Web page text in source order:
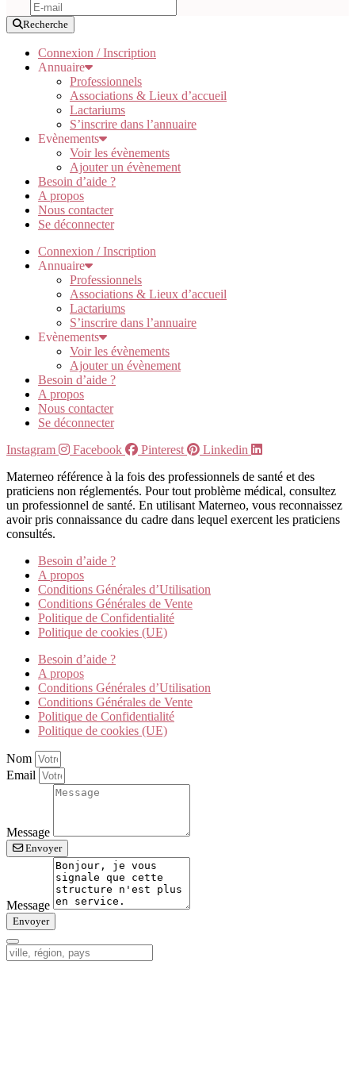
Recherche
Connexion / Inscription
Annuaire
Professionnels
Associations & Lieux d’accueil
Lactariums
S’inscrire dans l’annuaire
Evènements
Voir les évènements
Ajouter un évènement
Besoin d’aide ?
A propos
Nous contacter
Se déconnecter
Connexion / Inscription
Annuaire
Professionnels
Associations & Lieux d’accueil
Lactariums
S’inscrire dans l’annuaire
Evènements
Voir les évènements
Ajouter un évènement
Besoin d’aide ?
A propos
Nous contacter
Se déconnecter
Instagram
Facebook Pinterest
Linkedin
Materneo référence à la fois des professionnels de santé et des
praticiens non réglementés. Pour tout problème médical, consultez
un professionnel de santé. En utilisant Materneo, vous reconnaissez
avoir pris connaissance du cadre dans lequel exercent les praticiens
consultés.
Besoin d’aide ?
A propos
Conditions Générales d’Utilisation
Conditions Générales de Vente
Politique de Confidentialité
Politique de cookies (UE)
Besoin d’aide ?
A propos
Conditions Générales d’Utilisation
Conditions Générales de Vente
Politique de Confidentialité
Politique de cookies (UE)
Nom
Email
Message
Envoyer
Message
Envoyer